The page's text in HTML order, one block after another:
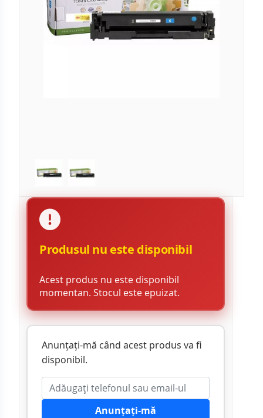
Produsul nu este disponibil
Acest produs nu este disponibil
momentan. Stocul este epuizat.
Anunțați-mă când acest produs va fi
disponibil.
Anunțați-mă